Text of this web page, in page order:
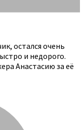
остался очень
и недорого.
Анастасию за её